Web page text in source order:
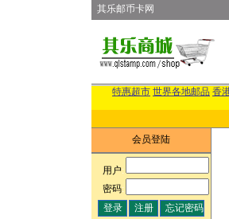
其乐邮币卡网
特惠超市 世界各地邮品 香
会员登陆
用户:
密码: